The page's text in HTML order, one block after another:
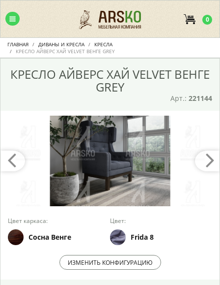
0
ГЛАВНАЯ ДИВАНЫ И КРЕСЛА
КРЕСЛА
КРЕСЛО АЙВЕРС ХАЙ VELVET ВЕНГЕ GREY
КРЕСЛО АЙВЕРС ХАЙ VELVET ВЕНГЕ
GREY
Арт.: 221144
Цвет каркаса:
Сосна Венге
Цвет:
Frida 8
ИЗМЕНИТЬ КОНФИГУРАЦИЮ